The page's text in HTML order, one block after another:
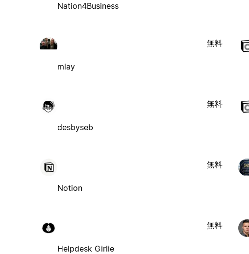
Nation4Business
mlay
無料
desbyseb
無料
Notion
無料
Helpdesk Girlie
無料